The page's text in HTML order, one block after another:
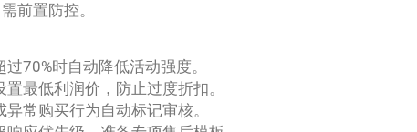
前置防控。
70%时自动降低活动强度。
最低利润价，防止过度折扣。
常购买行为自动标记审核。